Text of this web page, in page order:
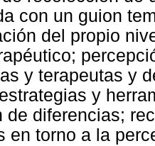
con un guion
del propio
y terapeutas y
y
de diferencias;
en torno a la